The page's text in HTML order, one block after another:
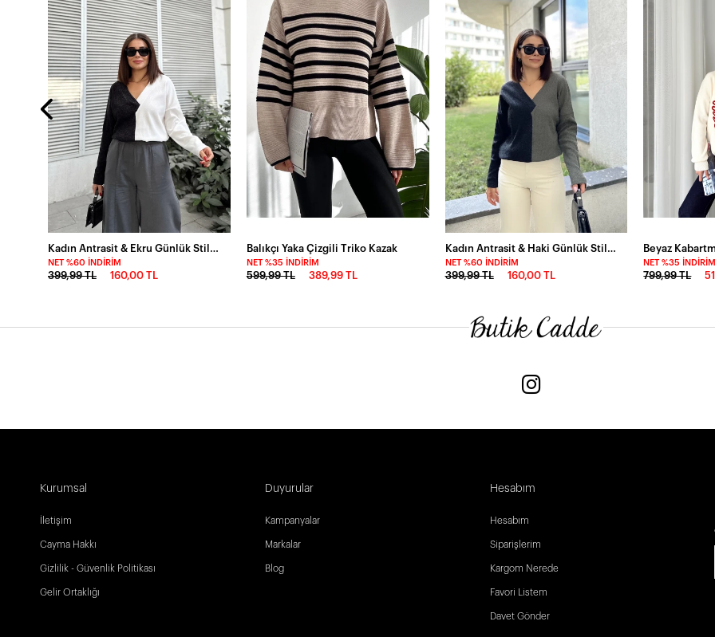
Kadın Antrasit & Ekru Günlük Stil V Yaka Kazak
NET %60 İNDIRIM
399,99 TL 160,00 TL
Balıkçı Yaka Çizgili Triko Kazak
NET %35 İNDIRIM
599,99 TL 389,99 TL
Kadın Antrasit & Haki Günlük Stil V Yaka Kazak
NET %60 İNDIRIM
399,99 TL 160,00 TL
NET %35 İNDIRIM
799,99 TL
Kurumsal
İletişim
Cayma Hakkı
Gizlilik - Güvenlik Politikası
Gelir Ortaklığı
Duyurular
Kampanyalar
Markalar
Blog
Hesabım
Hesabım
Siparişlerim
Kargom Nerede
Favori Listem
Davet Gönder